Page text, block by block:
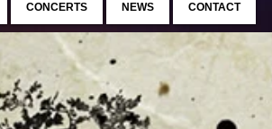
CONCERTS NEWS CONTACT